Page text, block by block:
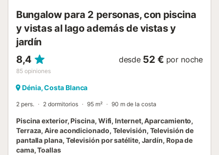
Bungalow para 2 personas, con piscina
y vistas al lago además de vistas y
jardín
8,4
85 opiniones
desde 52 € por noche
Dénia, Costa Blanca
2 pers. 2 dormitorios 95 m² 90 m de la costa
Piscina exterior, Piscina, Wifi, Internet, Aparcamiento,
Terraza, Aire acondicionado, Televisión, Televisión de
pantalla plana, Televisión por satélite, Jardín, Ropa de
cama, Toallas